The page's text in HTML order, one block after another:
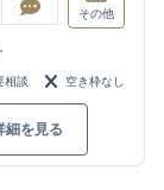
その他
相談 空き枠なし
細を見る